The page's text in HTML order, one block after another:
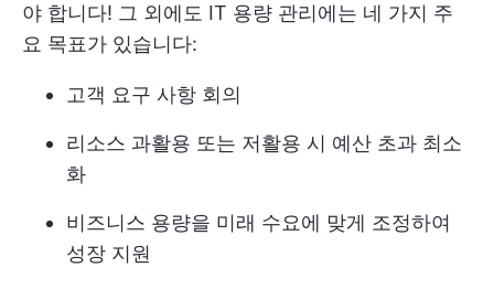
야 합니다! 그 외에도 IT 용량 관리에는 네 가지 주
요 목표가 있습니다:
고객 요구 사항 회의
리소스 과활용 또는 저활용 시 예산 초과 최소
화
비즈니스 용량을 미래 수요에 맞게 조정하여
성장 지원